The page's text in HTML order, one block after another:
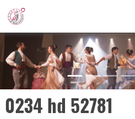
0234 hd 52781